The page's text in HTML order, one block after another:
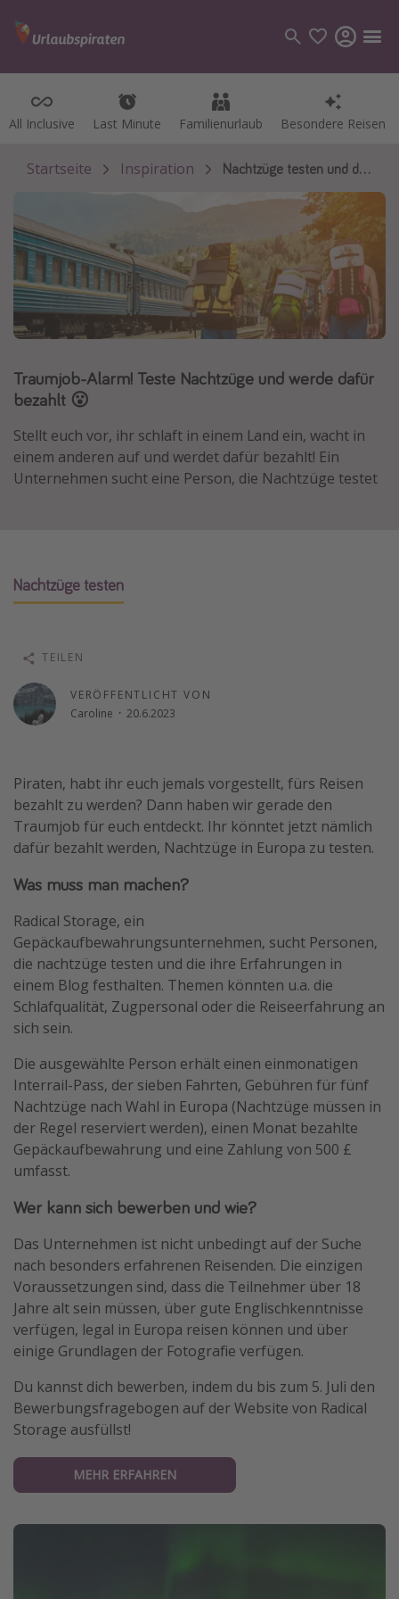
All Inclusive Last Minute Familienurlaub Besondere Reisen
All Inclusive Last Minute Familienurlaub Besondere Reisen
Kategorien
Flüge
Pauschalreisen
Kreuzfahrten
Reiseziele
Alle Reiseziele
Gozo Urlaub
Goa Urlaub
St. Lucia Urlaub
Sri Lanka Rundreise
Alle Reisethemen
Roadtrips
Wochenendtrip
Singlereisen
Strandurlaub
Hotels in Hamburg
Hotels in Amsterdam
Hotels am Achensee
Reise Journal
Familienurlaub in der Türkei
Rundreisen in Thailand
Bahnreisen in der Schweiz
Silvesterreisen
Last Minute Urlaub Mallorca
Last Minute Urlaub Deutschland
Startseite Inspiration Nachtzüge testen und dafür bezahlt werden
Traumjob-Alarm! Teste Nachtzüge und werde dafür
bezahlt 😮
Stellt euch vor, ihr schlaft in einem Land ein, wacht in
einem anderen auf und werdet dafür bezahlt! Ein
Unternehmen sucht eine Person, die Nachtzüge testet
Nachtzüge testen
VERÖFFENTLICHT VON
Caroline · 20.6.2023
TEILEN
Piraten, habt ihr euch jemals vorgestellt, fürs Reisen
bezahlt zu werden? Dann haben wir gerade den
Traumjob für euch entdeckt. Ihr könntet jetzt nämlich
dafür bezahlt werden, Nachtzüge in Europa zu testen.
Was muss man machen?
Radical Storage, ein
Gepäckaufbewahrungsunternehmen, sucht Personen,
die nachtzüge testen und die ihre Erfahrungen in
einem Blog festhalten. Themen könnten u.a. die
Schlafqualität, Zugpersonal oder die Reiseerfahrung an
sich sein.
Die ausgewählte Person erhält einen einmonatigen
Interrail-Pass, der sieben Fahrten, Gebühren für fünf
Nachtzüge nach Wahl in Europa (Nachtzüge müssen in
der Regel reserviert werden), einen Monat bezahlte
Gepäckaufbewahrung und eine Zahlung von 500 £
umfasst.
Wer kann sich bewerben und wie?
Das Unternehmen ist nicht unbedingt auf der Suche
nach besonders erfahrenen Reisenden. Die einzigen
Voraussetzungen sind, dass die Teilnehmer über 18
Jahre alt sein müssen, über gute Englischkenntnisse
verfügen, legal in Europa reisen können und über
einige Grundlagen der Fotografie verfügen.
Du kannst dich bewerben, indem du bis zum 5. Juli den
Bewerbungsfragebogen auf der Website von Radical
Storage ausfüllst!
MEHR ERFAHREN